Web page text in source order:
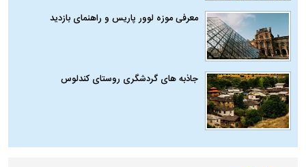
معرفی موزه لوور پاریس و راهنمای بازدید
جاذبه های گردشگری روستای کندلوس